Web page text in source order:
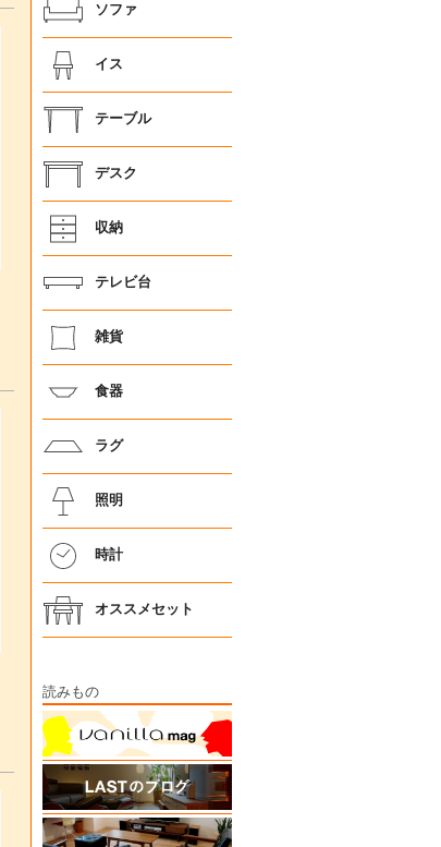
ソファ
イス
テーブル
デスク
収納
テレビ台
雑貨
食器
ラグ
照明
時計
オススメセット
読みもの